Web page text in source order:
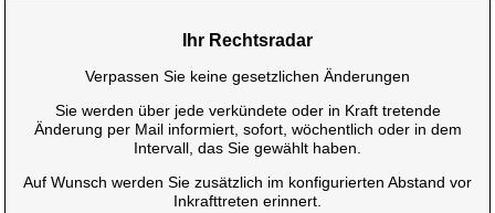
Ihr Rechtsradar
Verpassen Sie keine gesetzlichen Änderungen
Sie werden über jede verkündete oder in Kraft tretende
Änderung per Mail informiert, sofort, wöchentlich oder in dem
Intervall, das Sie gewählt haben.
Auf Wunsch werden Sie zusätzlich im konfigurierten Abstand vor
Inkrafttreten erinnert.